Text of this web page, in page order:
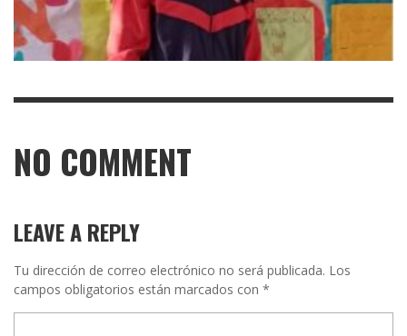
NO COMMENT
LEAVE A REPLY
Tu dirección de correo electrónico no será publicada. Los
campos obligatorios están marcados con *